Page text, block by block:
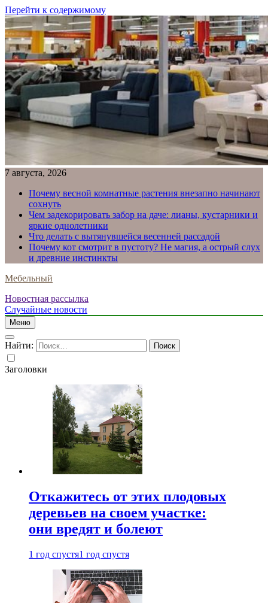
Перейти к содержимому
7 августа, 2026
Почему весной комнатные растения внезапно начинают
сохнуть
Чем задекорировать забор на даче: лианы, кустарники и
яркие однолетники
Что делать с вытянувшейся весенней рассадой
Почему кот смотрит в пустоту? Не магия, а острый слух
и древние инстинкты
Мебельный
Новостная рассылка
Случайные новости
Меню
Найти:
Заголовки
Откажитесь от этих плодовых
деревьев на своем участке:
они вредят и болеют
1 год спустя1 год спустя